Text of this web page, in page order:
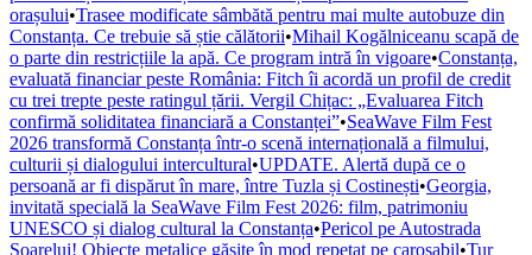
orașului•Trasee modificate sâmbătă pentru mai multe autobuze din
Constanța. Ce trebuie să știe călătorii•Mihail Kogălniceanu scapă de
o parte din restricțiile la apă. Ce program intră în vigoare•Constanța,
evaluată financiar peste România: Fitch îi acordă un profil de credit
cu trei trepte peste ratingul țării. Vergil Chițac: „Evaluarea Fitch
confirmă soliditatea financiară a Constanței”•SeaWave Film Fest
2026 transformă Constanța într-o scenă internațională a filmului,
culturii și dialogului intercultural•UPDATE. Alertă după ce o
persoană ar fi dispărut în mare, între Tuzla și Costinești•Georgia,
invitată specială la SeaWave Film Fest 2026: film, patrimoniu
UNESCO și dialog cultural la Constanța•Pericol pe Autostrada
Soarelui! Obiecte metalice găsite în mod repetat pe carosabil•Tur